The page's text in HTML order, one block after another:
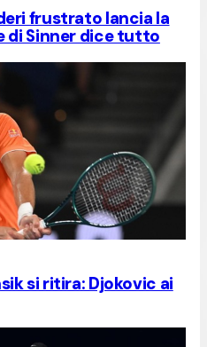
frustrato lancia la
di Sinner dice tutto
si ritira: Djokovic ai